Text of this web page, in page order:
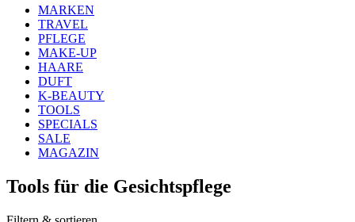
MARKEN
TRAVEL
PFLEGE
MAKE-UP
HAARE
DUFT
K-BEAUTY
TOOLS
SPECIALS
SALE
MAGAZIN
Tools für die Gesichtspflege